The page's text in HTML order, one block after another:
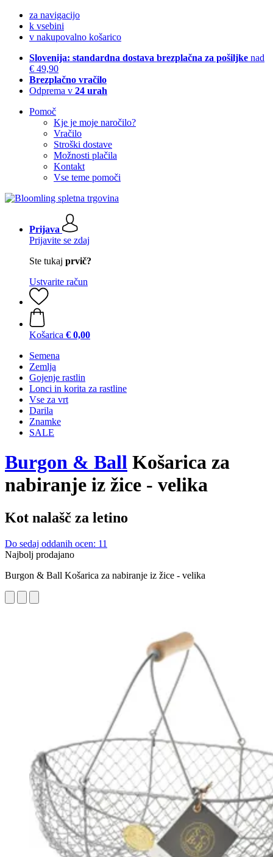
za navigacijo
k vsebini
v nakupovalno košarico
Slovenija: standardna dostava brezplačna za pošiljke nad
€ 49,90
Brezplačno vračilo
Odprema v 24 urah
Pomoč
Kje je moje naročilo?
Vračilo
Stroški dostave
Možnosti plačila
Kontakt
Vse teme pomoči
Prijava
Prijavite se zdaj
Ste tukaj prvič?
Ustvarite račun
Košarica € 0,00
Semena
Zemlja
Gojenje rastlin
Lonci in korita za rastline
Vse za vrt
Darila
Znamke
SALE
Burgon & Ball Košarica za
nabiranje iz žice - velika
Kot nalašč za letino
Do sedaj oddanih ocen: 11
Najbolj prodajano
Burgon & Ball Košarica za nabiranje iz žice - velika